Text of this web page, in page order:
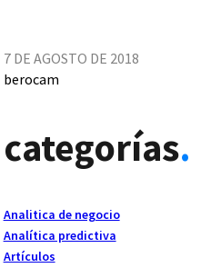
7 DE AGOSTO DE 2018
berocam
categorías.
Analitica de negocio
Analítica predictiva
Artículos